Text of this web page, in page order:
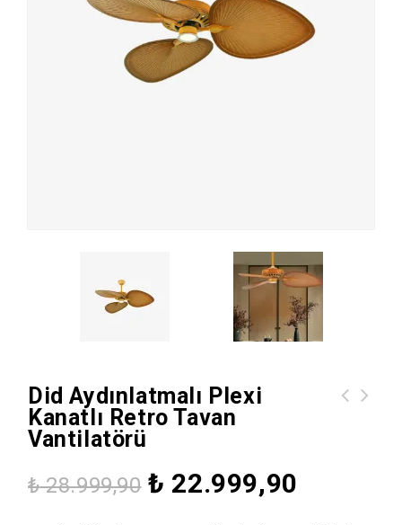
Did Aydınlatmalı Plexi
Kanatlı Retro Tavan
Vantilatörü
₺28.999,90 ₺ 22.999,90